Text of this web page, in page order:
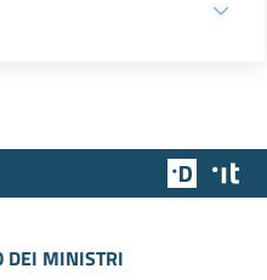
Team
DEI MINISTRI